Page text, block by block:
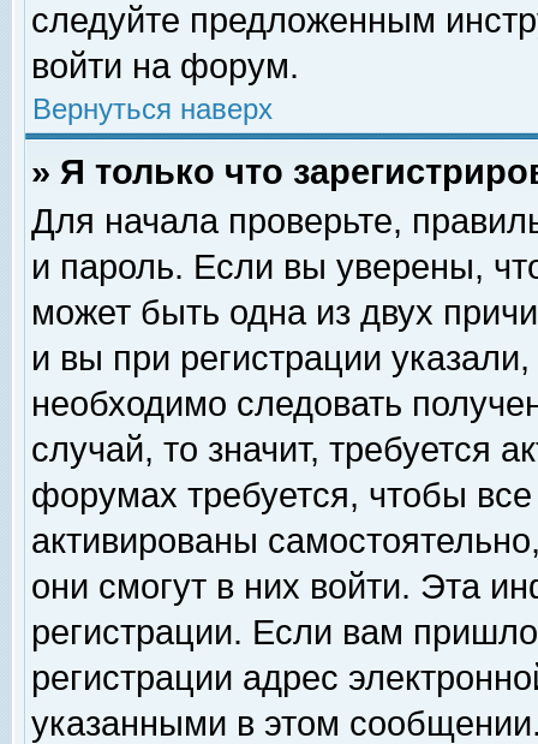
следуйте предложенным
войти на форум.
Вернуться наверх
» Я только что
Для начала проверьте,
и пароль. Если вы уверены,
может быть одна из двух
и вы при регистрации
необходимо следовать
случай, то значит, требуется
форумах требуется, чтобы
активированы
они смогут в них войти. Эта
регистрации. Если вам
регистрации адрес
указанными в этом